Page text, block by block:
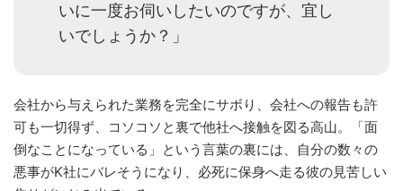
いに一度お伺いしたいのですが、宜し
いでしょうか？」
会社から与えられた業務を完全にサボり、会社への報告も許
可も一切得ず、コソコソと裏で他社へ接触を図る高山。「面
倒なことになっている」という言葉の裏には、自分の数々の
悪事がK社にバレそうになり、必死に保身へ走る彼の見苦しい